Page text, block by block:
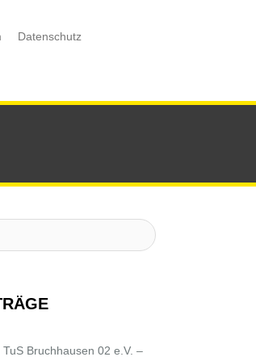
Datenschutz
Bruchhausen 02 e.V. –